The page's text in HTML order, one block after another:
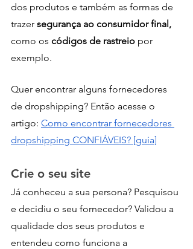
dos produtos e também as formas de
trazer segurança ao consumidor final,
como os códigos de rastreio por
exemplo.
Quer encontrar alguns fornecedores
de dropshipping? Então acesse o
artigo: Como encontrar fornecedores
dropshipping CONFIÁVEIS? [guia]
Crie o seu site
Já conheceu a sua persona? Pesquisou
e decidiu o seu fornecedor? Validou a
qualidade dos seus produtos e
entendeu como funciona a